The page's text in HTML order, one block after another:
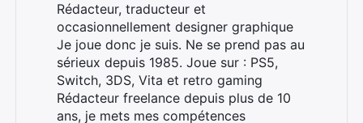
Rédacteur, traducteur et
occasionnellement designer graphique
Je joue donc je suis. Ne se prend pas au
sérieux depuis 1985. Joue sur : PS5,
Switch, 3DS, Vita et retro gaming
Rédacteur freelance depuis plus de 10
ans, je mets mes compétences